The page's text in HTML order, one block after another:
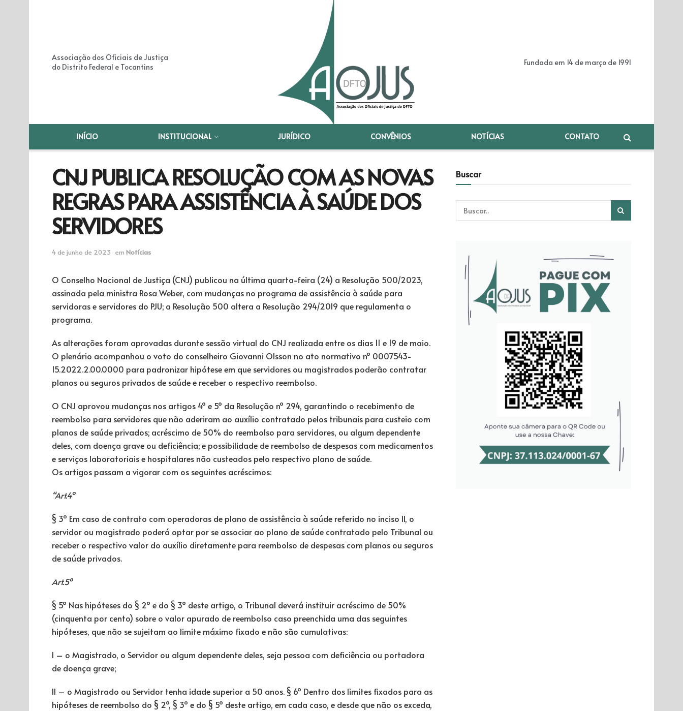
Associação dos Oficiais de Justiça
do Distrito Federal e Tocantins
Fundada em 14 de março de 1991
INÍCIO INSTITUCIONAL JURÍDICO CONVÊNIOS NOTÍCIAS CONTATO
CNJ PUBLICA RESOLUÇÃO COM AS NOVAS
REGRAS PARA ASSISTÊNCIA À SAÚDE DOS
SERVIDORES
4 de junho de 2023 em Notícias
O Conselho Nacional de Justiça (CNJ) publicou na última quarta-feira (24) a Resolução 500/2023,
assinada pela ministra Rosa Weber, com mudanças no programa de assistência à saúde para
servidoras e servidores do PJU; a Resolução 500 altera a Resolução 294/2019 que regulamenta o
programa.
As alterações foram aprovadas durante sessão virtual do CNJ realizada entre os dias 11 e 19 de maio.
O plenário acompanhou o voto do conselheiro Giovanni Olsson no ato normativo nº 0007543-
15.2022.2.00.0000 para padronizar hipótese em que servidores ou magistrados poderão contratar
planos ou seguros privados de saúde e receber o respectivo reembolso.
O CNJ aprovou mudanças nos artigos 4º e 5º da Resolução nº 294, garantindo o recebimento de
reembolso para servidores que não aderiram ao auxílio contratado pelos tribunais para custeio com
planos de saúde privados; acréscimo de 50% do reembolso para servidores, ou algum dependente
deles, com doença grave ou deficiência; e possibilidade de reembolso de despesas com medicamentos
e serviços laboratoriais e hospitalares não custeados pelo respectivo plano de saúde.
Os artigos passam a vigorar com os seguintes acréscimos:
“Art.4º
§ 3º Em caso de contrato com operadoras de plano de assistência à saúde referido no inciso II, o
servidor ou magistrado poderá optar por se associar ao plano de saúde contratado pelo Tribunal ou
receber o respectivo valor do auxílio diretamente para reembolso de despesas com planos ou seguros
de saúde privados.
Art.5º
§ 5º Nas hipóteses do § 2º e do § 3º deste artigo, o Tribunal deverá instituir acréscimo de 50%
(cinquenta por cento) sobre o valor apurado de reembolso caso preenchida uma das seguintes
hipóteses, que não se sujeitam ao limite máximo fixado e não são cumulativas:
I – o Magistrado, o Servidor ou algum dependente deles, seja pessoa com deficiência ou portadora
de doença grave;
II – o Magistrado ou Servidor tenha idade superior a 50 anos. § 6º Dentro dos limites fixados para as
hipóteses de reembolso do § 2º, § 3º e do § 5º deste artigo, em cada caso, e desde que não os exceda,
Buscar